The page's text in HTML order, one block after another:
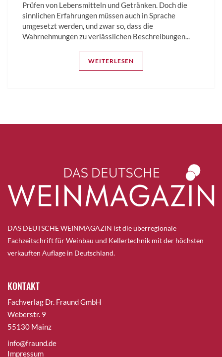
Prüfen von Lebensmitteln und Getränken. Doch die
sinnlichen Erfahrungen müssen auch in Sprache
umgesetzt werden, und zwar so, dass die
Wahrnehmungen zu verlässlichen Beschreibungen...
WEITERLESEN
DAS DEUTSCHE WEINMAGAZIN ist die überregionale
Fachzeitschrift für Weinbau und Kellertechnik mit der höchsten
verkauften Auflage in Deutschland.
KONTAKT
Fachverlag Dr. Fraund GmbH
Weberstr. 9
55130 Mainz
info@fraund.de
Impressum